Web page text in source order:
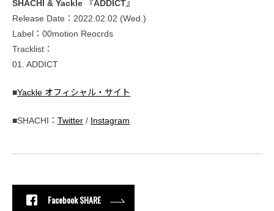
SHACHI & Yackle 『ADDICT』
Release Date：2022.02.02 (Wed.)
Label：00motion Reocrds
Tracklist：
01. ADDICT
■Yackle オフィシャル・サイト
■SHACHI： Twitter / Instagram
Facebook SHARE